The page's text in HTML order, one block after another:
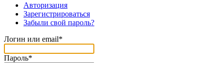
Авторизация
Зарегистрироваться
Забыли свой пароль?
Логин или email*
Пароль*